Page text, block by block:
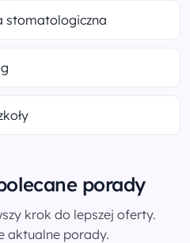
stomatologiczna
porady
krok do lepszej oferty.
aktualne porady.